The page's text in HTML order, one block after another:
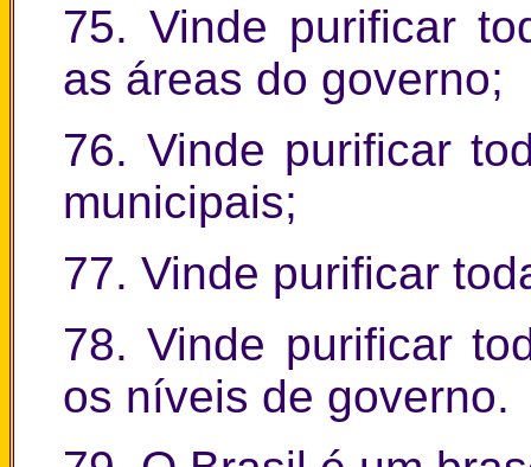
75. Vinde purificar
as áreas do governo;
76. Vinde purificar
municipais;
77. Vinde purificar
78. Vinde purificar
os níveis de governo.